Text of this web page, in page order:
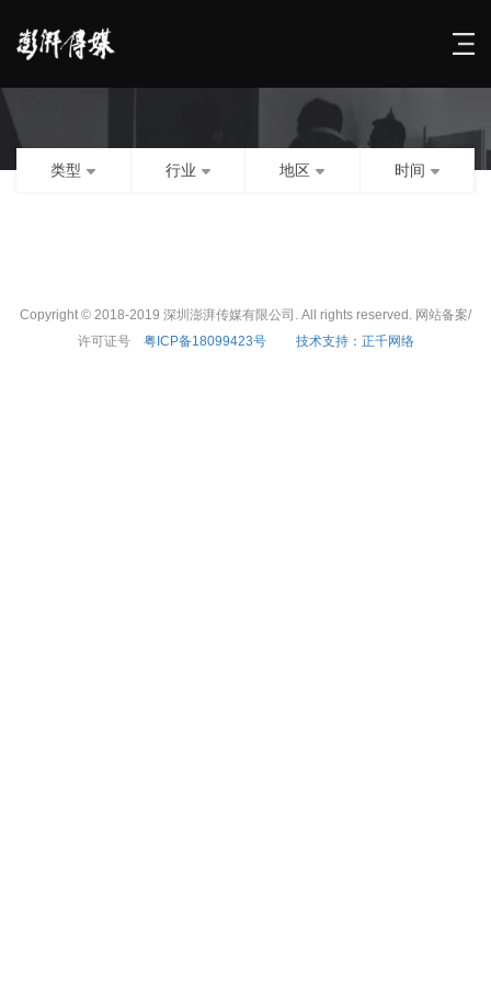
类型 行业 地区 时间
Copyright © 2018-2019 深圳澎湃传媒有限公司. All rights reserved. 网站备案/
许可证号 粤ICP备18099423号 技术支持：正千网络